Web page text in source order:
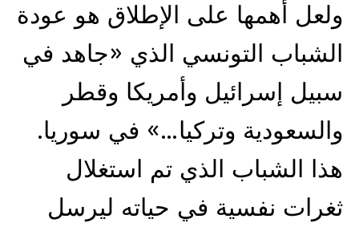
ولعل أهمها على الإطلاق هو عودة
الشباب التونسي الذي «جاهد في
سبيل إسرائيل وأمريكا وقطر
والسعودية وتركيا…» في سوريا.
هذا الشباب الذي تم استغلال
ثغرات نفسية في حياته ليرسل